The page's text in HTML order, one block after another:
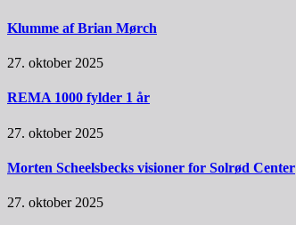
Klumme af Brian Mørch
27. oktober 2025
REMA 1000 fylder 1 år
27. oktober 2025
Morten Scheelsbecks visioner for Solrød Center
27. oktober 2025